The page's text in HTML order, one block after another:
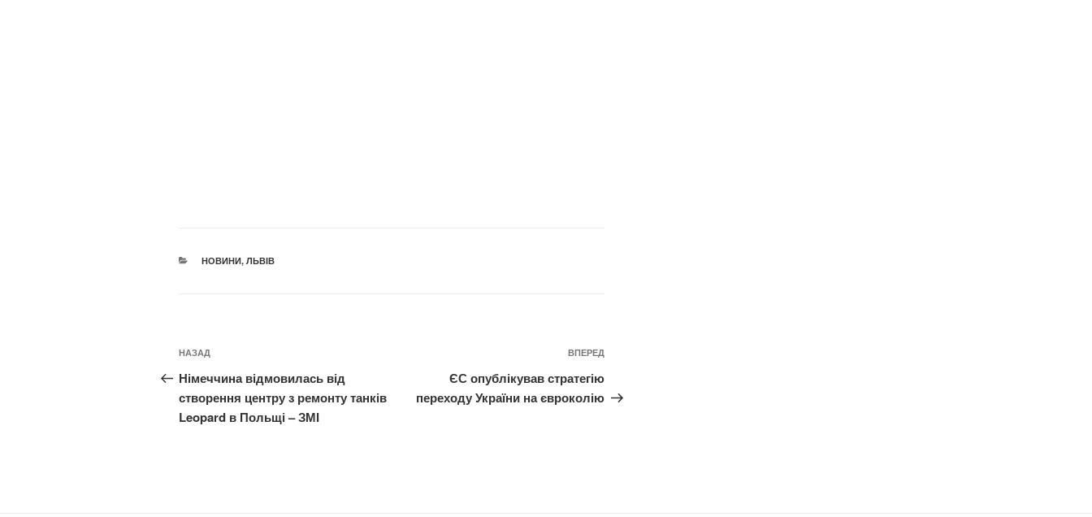
КАТЕГОРІЇ
НОВИНИ, ЛЬВІВ
Навігація
записів
Попередній
запис:
НАЗАД
Німеччина відмовилась від
створення центру з ремонту танків
Leopard в Польщі – ЗМІ
Наступний
запис
ВПЕРЕД
ЄС опублікував стратегію
переходу України на євроколію